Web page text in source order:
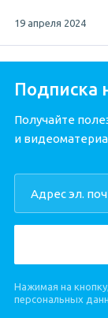
19 апреля 2024
Подписка
Получайте
и
Нажимая на
персональных